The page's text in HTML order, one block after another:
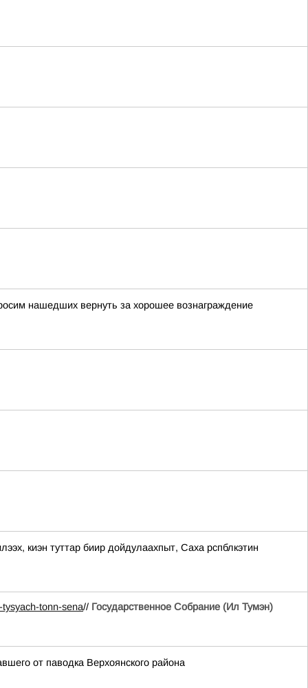
нашедших вернуть за хорошее вознаграждение
киэн туттар биир дойдулаахпыт, Саха рспблкэтин
tonn-sena// Государственное Собрание (Ил Тумэн)
от паводка Верхоянского района